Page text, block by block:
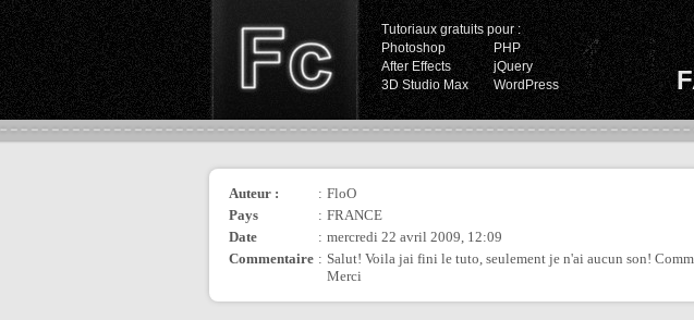
Tutoriaux gratuits pour :
Photoshop
PHP
After Effects
jQuery
3D Studio Max
WordPress
Auteur : : FloO
Pays
: FRANCE
Date
: mercredi 22 avril 2009, 12:09
Commentaire : Salut! Voila jai fini le tuto, seulement je n'ai aucun son!
Merci